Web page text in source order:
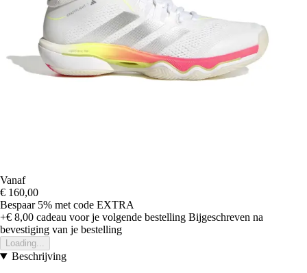
Vanaf
€ 160,00
Bespaar 5% met code EXTRA
+€ 8,00 cadeau voor je volgende bestelling Bijgeschreven na
bevestiging van je bestelling
Loading...
Beschrijving